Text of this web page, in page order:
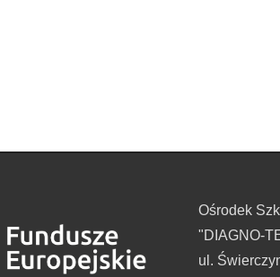
Ośrodek
"DIAGNO-
ul.